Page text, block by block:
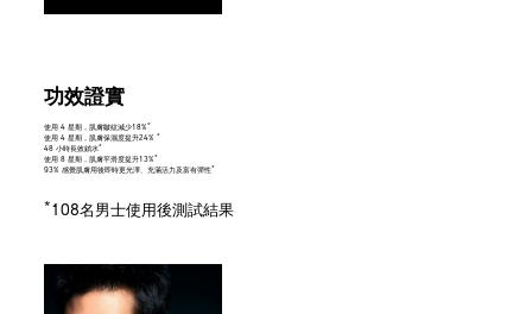
功效證實
使用 4 星期，肌膚皺紋減少18% *
使用 4 星期，肌膚保濕度提升24% *
48 小時長效鎖水*
使用 8 星期，肌膚平滑度提升13% *
93% 感覺肌膚用後即時更光澤、充滿活力及富有彈性*
* 108名男士使用後測試結果